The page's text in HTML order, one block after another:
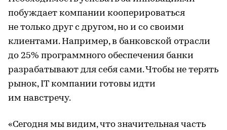
побуждает компании кооперироваться
не только друг с другом, но и со своими
клиентами. Например, в банковской отрасли
до 25% программного обеспечения банки
разрабатывают для себя сами. Чтобы не терять
рынок, IT компании готовы идти
им навстречу.
«Сегодня мы видим, что значительная часть